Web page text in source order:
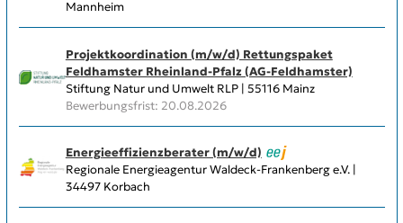
Mannheim
Projektkoordination (m/w/d) Rettungspaket
Feldhamster Rheinland-Pfalz (AG-Feldhamster)
Stiftung Natur und Umwelt RLP | 55116 Mainz
Bewerbungsfrist: 20.08.2026
Energieeffizienzberater (m/w/d)
Regionale Energieagentur Waldeck-Frankenberg e.V. |
34497 Korbach